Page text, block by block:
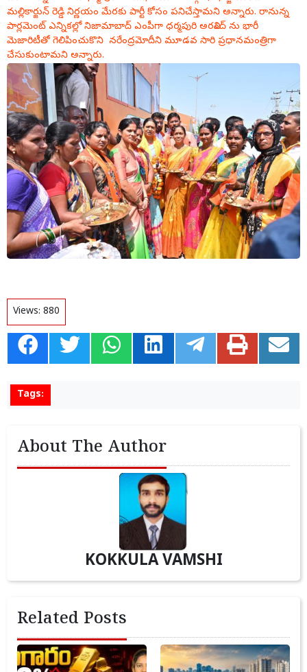
మల్లికార్జున్ రెడ్డి నిర్ణయం మేరకు పార్టీ కోసం పనిచేస్తామని అన్నారు. రానున్న
పార్లమెంట్ ఎన్నికల్లో నిజామాబాద్ ఎంపీగా ధర్మపురి అరవింద్ ను భారీ
మెజారిటీతో గెలిపించుకొని నరేంద్రమోదీని మూడవ సారి ప్రధానమంత్రిగా
చేసుకుంటామని అన్నారు.
Views: 880
Tags:
About The Author
KOKKULA VAMSHI
Related Posts